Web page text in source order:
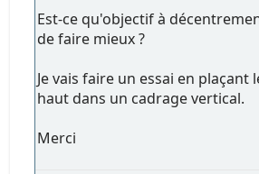
Est-ce qu'objectif à
de faire mieux ?
Je vais faire un essai en plaçant
haut dans un cadrage vertical.
Merci